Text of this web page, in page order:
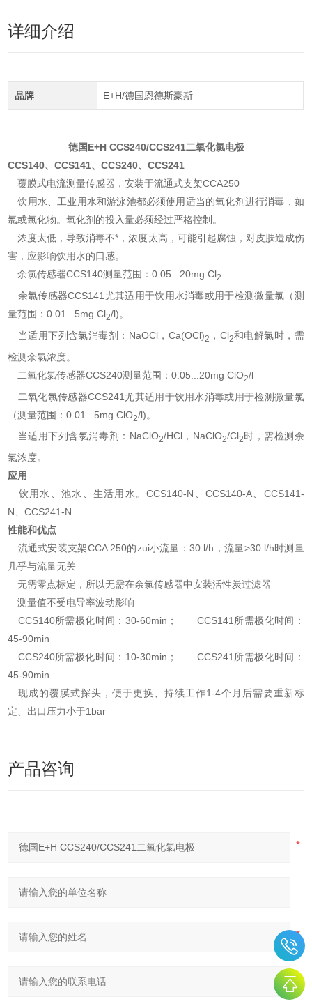
详细介绍
品牌 E+H/德国恩德斯豪斯
德国E+H CCS240/CCS241二氧化氯电极
CCS140、CCS141、CCS240、CCS241
覆膜式电流测量传感器，安装于流通式支架CCA250
饮用水、工业用水和游泳池都必须使用适当的氧化剂进行消毒，如
氯或氯化物。氧化剂的投入量必须经过严格控制。
浓度太低，导致消毒不*，浓度太高，可能引起腐蚀，对皮肤造成伤
害，应影响饮用水的口感。
余氯传感器CCS140测量范围：0.05...20mg Cl2
余氯传感器CCS141尤其适用于饮用水消毒或用于检测微量氯（测
量范围：0.01...5mg Cl2/l)。
当适用下列含氯消毒剂：NaOCl，Ca(OCl)2 ，Cl2和电解氯时，需
检测余氯浓度。
二氧化氯传感器CCS240测量范围：0.05...20mg ClO2/l
二氧化氯传感器CCS241尤其适用于饮用水消毒或用于检测微量氯
（测量范围：0.01...5mg ClO2/l)。
当适用下列含氯消毒剂：NaClO2/HCl，NaClO2/Cl2时，需检测余
氯浓度。
应用
饮用水、池水、生活用水。CCS140-N、CCS140-A、CCS141-
N、CCS241-N
性能和优点
流通式安装支架CCA 250的zui小流量：30 l/h，流量>30 l/h时测量
几乎与流量无关
无需零点标定，所以无需在余氯传感器中安装活性炭过滤器
测量值不受电导率波动影响
CCS140所需极化时间：30-60min； CCS141所需极化时间：
45-90min
CCS240所需极化时间：10-30min； CCS241所需极化时间：
45-90min
现成的覆膜式探头，便于更换、持续工作1-4个月后需要重新标
定、出口压力小于1bar
产品咨询